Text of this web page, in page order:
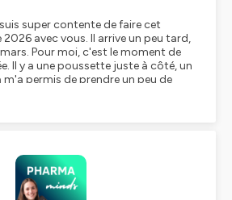
super contente de faire cet
avec vous. Il arrive un peu tard,
Pour moi, c'est le moment de
Il y a une poussette juste à côté, un
m'a permis de prendre un peu de
intentions un peu plus
donc c'est beaucoup. On a eu
heure, qui est toujours des
qui ont cartonné, dont certains, on